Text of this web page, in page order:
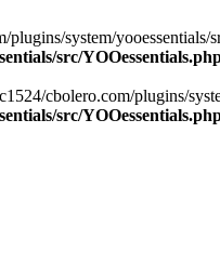
system/
src/
cbolero.com/plugins/
src/